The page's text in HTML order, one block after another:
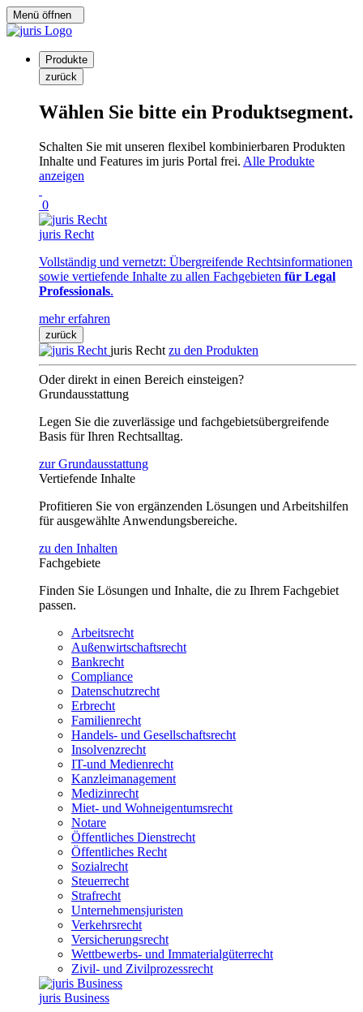
Menü öffnen
Produkte
zurück
Wählen Sie bitte ein Produktsegment.
Schalten Sie mit unseren flexibel kombinierbaren Produkten
Inhalte und Features im juris Portal frei. Alle Produkte
anzeigen
0
juris Recht
Vollständig und vernetzt: Übergreifende Rechtsinformationen
sowie vertiefende Inhalte zu allen Fachgebieten für Legal
Professionals.
mehr erfahren
zurück
juris Recht zu den Produkten
Oder direkt in einen Bereich einsteigen?
Grundausstattung
Legen Sie die zuverlässige und fachgebietsübergreifende
Basis für Ihren Rechtsalltag.
zur Grundausstattung
Vertiefende Inhalte
Profitieren Sie von ergänzenden Lösungen und Arbeitshilfen
für ausgewählte Anwendungsbereiche.
zu den Inhalten
Fachgebiete
Finden Sie Lösungen und Inhalte, die zu Ihrem Fachgebiet
passen.
Arbeitsrecht
Außenwirtschaftsrecht
Bankrecht
Compliance
Datenschutzrecht
Erbrecht
Familienrecht
Handels- und Gesellschaftsrecht
Insolvenzrecht
IT-und Medienrecht
Kanzleimanagement
Medizinrecht
Miet- und Wohneigentumsrecht
Notare
Öffentliches Dienstrecht
Öffentliches Recht
Sozialrecht
Steuerrecht
Strafrecht
Unternehmensjuristen
Verkehrsrecht
Versicherungsrecht
Wettbewerbs- und Immaterialgüterrecht
Zivil- und Zivilprozessrecht
juris Business